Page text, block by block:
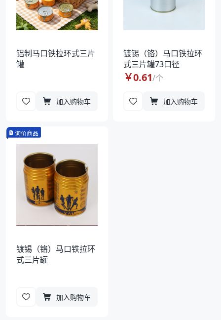
铝制马口铁拉环式三片
罐
加入购物车
镀锡（铬）马口铁拉环
式三片罐73口径
￥0.61/个
加入购物车
询价商品
镀锡（铬）马口铁拉环
式三片罐
加入购物车